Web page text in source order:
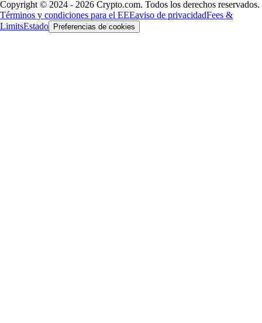
Copyright © 2024 - 2026 Crypto.com. Todos los derechos reservados.
Términos y condiciones para el EEEaviso de privacidadFees &
LimitsEstado Preferencias de cookies